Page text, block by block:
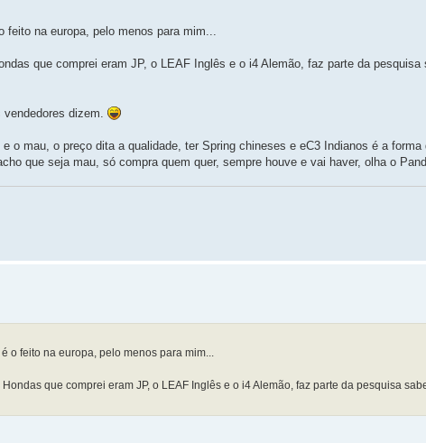
na europa, pelo menos para mim...
que comprei eram JP, o LEAF Inglês e o i4 Alemão, faz parte da pesquisa
dizem.
o mau, o preço dita a qualidade, ter Spring chineses e eC3 Indianos é a
que seja mau, só compra quem quer, sempre houve e vai haver, olha o
o feito na europa, pelo menos para mim...
que comprei eram JP, o LEAF Inglês e o i4 Alemão, faz parte da pesquisa